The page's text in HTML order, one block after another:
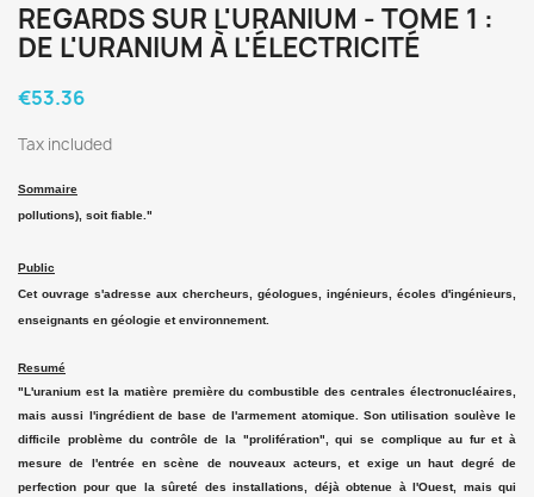
REGARDS SUR L'URANIUM - TOME 1 :
DE L'URANIUM À L'ÉLECTRICITÉ
€53.36
Tax included
Sommaire
pollutions), soit fiable."
Public
Cet ouvrage s'adresse aux chercheurs, géologues, ingénieurs, écoles d'ingénieurs,
enseignants en géologie et environnement.
Resumé
"L'uranium est la matière première du combustible des centrales électronucléaires,
mais aussi l'ingrédient de base de l'armement atomique. Son utilisation soulève le
difficile problème du contrôle de la "prolifération", qui se complique au fur et à
mesure de l'entrée en scène de nouveaux acteurs, et exige un haut degré de
perfection pour que la sûreté des installations, déjà obtenue à l'Ouest, mais qui